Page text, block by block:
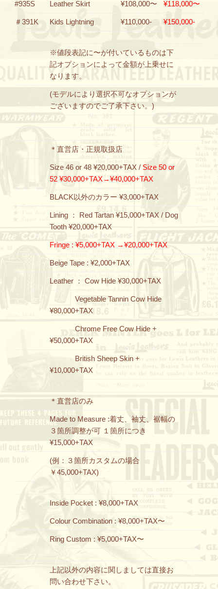
#935S Leather Skirt ¥108,000〜 ¥118,000〜
＃391K Kids Lightning ¥110,000- ¥150,000-
※値段表記に〜が付いているものは下
記オプションによって金額が上乗せに
なります。
(モデルにより選択不可なオプションが
ございますのでご了承下さい。)
＊直営店・正規取扱店
Size 46 or 48 ¥20,000+TAX / Size 50 or
52 ¥30,000+TAX→¥40,000+TAX
BLACK以外のカラー ¥3,000+TAX
Lining ： Red Tartan ¥15,000+TAX / Dog
Tooth ¥20,000+TAX
Fringe : ¥5,000+TAX →¥20,000+TAX
Beige Tape : ¥2,000+TAX
Leather ： Cow Hide ¥30,000+TAX
Vegetable Tannin Cow Hide
¥80,000+TAX
Chrome Free Cow Hide +
¥50,000+TAX
British Sheep Skin +
¥10,000+TAX
＊直営店のみ
Made to Measure :着丈、袖丈、裾幅の
３箇所調整が可 １箇所につき
¥15,000+TAX
(例：３箇所カスタムの場合
￥45,000+TAX)
Inside Pocket : ¥8,000+TAX
Colour Combination : ¥8,000+TAX〜
Ring Custom : ¥5,000+TAX〜
上記以外の内容に関しましては直接お
問い合わせ下さい。